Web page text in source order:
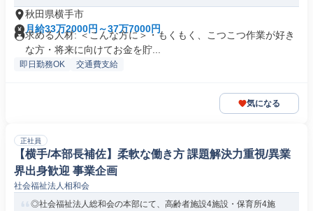
秋田県横手市
月給33万2000円～37万7000円
求める人材: ＜こんな方に＞・もくもく、こつこつ作業が好き
な方・将来に向けてお金を貯...
即日勤務OK 交通費支給
気になる
正社員
【横手/本部長補佐】柔軟な働き方 課題解決力重視/異業
界出身歓迎 事業企画
社会福祉法人相和会
◎社会福祉法人総和会の本部にて、高齢者施設4施設・保育所4施